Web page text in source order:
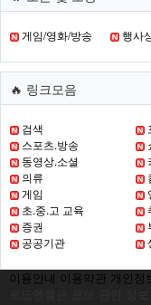
게임/영화/방송 행사
🔥 링크모음
검색
스포츠.방송
동영상.소셜
의류
게임
초.중.고 교육
증권
공공기관
이용안내 이용약관 개인정